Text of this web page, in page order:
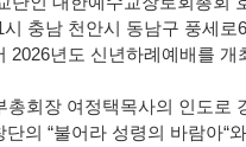
시 충남 천안시 동남구 풍세로
2026년도 신년하례예배를 개
총회장 여정택목사의 인도로
단의 “불어라 성령의 바람아“와